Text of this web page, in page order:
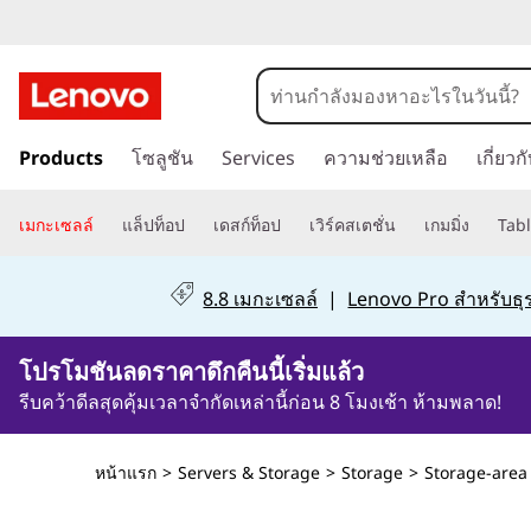
e
n
o
v
T
h
i
า
ไ
นื้
อ
ห
า
Products โซลูชัน Services ความช่วยเหลือ เกี่ยว
เมกะเซลล์ แล็ปท็อป เดสก์ท็อป เวิร์คสเตชั่น เกมมิ่ง
8.8 เมกะเซลล์ | Lenovo Pro สำหรับธุ
โปรโมชันลดราคาดึกคืนนี้เริ่มแล้ว
รีบคว้าดีลสุดคุ้มเวลาจำกัดเหล่านี้ก่อน 8 โมงเช้า ห้ามพลาด!
0วัน3ชั่วโมง10นาที27วินาที
หน้าแรก > Servers & Storage > Storage > Storage-